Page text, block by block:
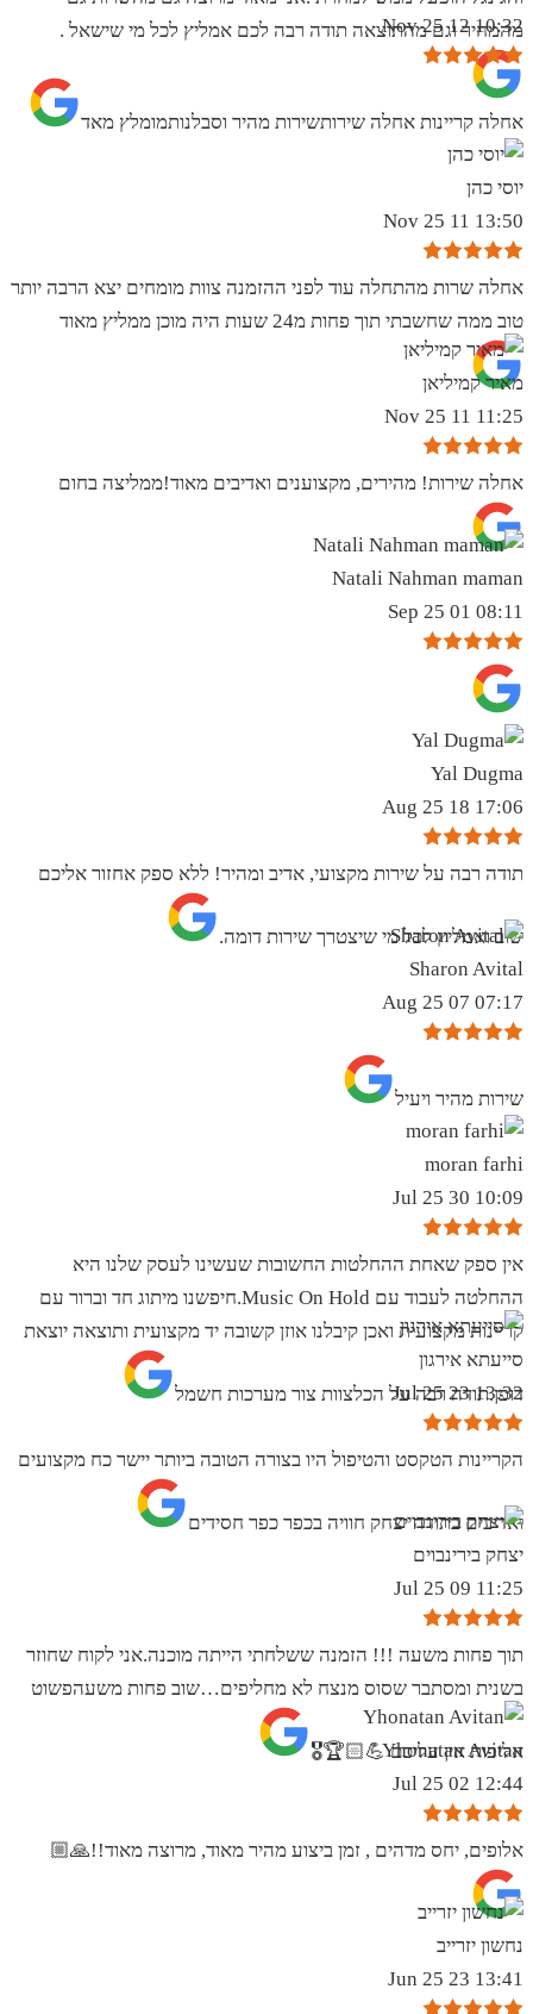
מהמחיר וגם מהתוצאה תודה רבה לכם אמליץ לכל מי שישאל .
10:32 12 Nov 25
אחלה קריינות אחלה שירותשירות מהיר וסבלנותמומלץ מאד
יוסי כהן
13:50 11 Nov 25
אחלה שרות מהתחלה עוד לפני ההזמנה צוות מומחים יצא הרבה יותר
טוב ממה שחשבתי תוך פחות מ24 שעות היה מוכן ממליץ מאוד
מאיר קמיליאן
11:25 11 Nov 25
אחלה שירות! מהירים, מקצוענים ואדיבים מאוד!ממליצה בחום
Natali Nahman maman
08:11 01 Sep 25
Yal Dugma
17:06 18 Aug 25
תודה רבה על שירות מקצועי, אדיב ומהיר! ללא ספק אחזור אליכם
שוב ואמליץ לכל מי שיצטרך שירות דומה.
Sharon Avital
07:17 07 Aug 25
שירות מהיר ויעיל
moran farhi
10:09 30 Jul 25
אין ספק שאחת ההחלטות החשובות שעשינו לעסק שלנו היא
ההחלטה לעבוד עם Music On Hold.חיפשנו מיתוג חד וברור עם
קריינות מקצועית ואכן קיבלנו אוזן קשובה יד מקצועית ותוצאה יוצאת
דופן.תודה רבה על הכלצוות צור מערכות חשמל
סייעתא אירגון
13:32 23 Jul 25
הקריינות הטקסט והטיפול היו בצורה הטובה ביותר יישר כח מקצועים
ואדיבים בתודה יצחק חוויה בכפר כפר חסידים
יצחק בירינבוים
11:25 09 Jul 25
תוך פחות משעה !!! הזמנה ששלחתי הייתה מוכנה.אני לקוח שחוזר
בשנית ומסתבר שסוס מנצח לא מחליפים…שוב פחות משעהפשוט
אליפות אין עליכם 💪🏻🏆🎖
Yhonatan Avitan
12:44 02 Jul 25
אלופים, יחס מדהים , זמן ביצוע מהיר מאוד, מרוצה מאוד!!🙏🏼
נחשון יזרייב
13:41 23 Jun 25